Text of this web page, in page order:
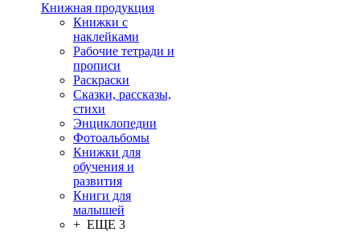
Книжная продукция
Книжки с
наклейками
Рабочие тетради и
прописи
Раскраски
Сказки, рассказы,
стихи
Энциклопедии
Фотоальбомы
Книжки для
обучения и
развития
Книги для
малышей
+ ЕЩЕ 3